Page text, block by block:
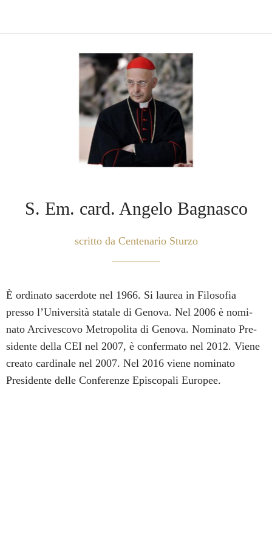
S. Em. card. Angelo Bagnasco
scritto da Centenario Sturzo
È ordinato sacerdote nel 1966. Si laurea in Filosofia
presso l’Università statale di Genova. Nel 2006 è nomi-
nato Arcivescovo Metropolita di Genova. Nominato Pre-
sidente della CEI nel 2007, è confermato nel 2012. Viene
creato cardinale nel 2007. Nel 2016 viene nominato
Presidente delle Conferenze Episcopali Europee.